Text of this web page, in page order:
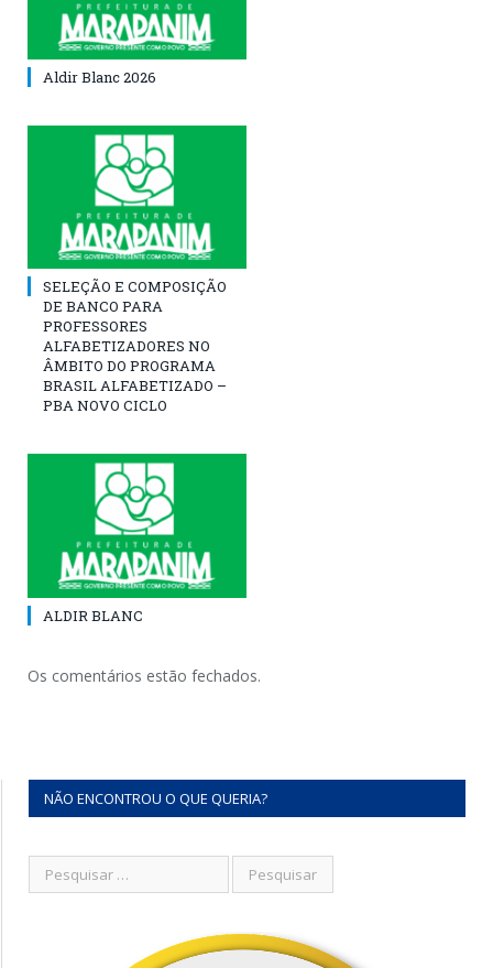
Aldir Blanc 2026
SELEÇÃO E COMPOSIÇÃO
DE BANCO PARA
PROFESSORES
ALFABETIZADORES NO
ÂMBITO DO PROGRAMA
BRASIL ALFABETIZADO –
PBA NOVO CICLO
ALDIR BLANC
Os comentários estão fechados.
NÃO ENCONTROU O QUE QUERIA?